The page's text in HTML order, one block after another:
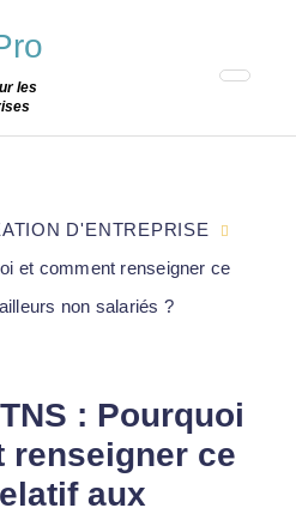
les
: Pourquoi
renseigner ce
aux
D'ENTREPRISE
et comment renseigner ce
non salariés ?